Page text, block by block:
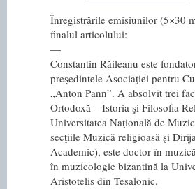
Înregistrările emisiunilor (5×30
finalul articolului:
—
Constantin Răileanu este
preşedintele Asociaţiei pentru
„Anton Pann”. A absolvit trei
Ortodoxă – Istoria şi Filosofia
Universitatea Naţională de
secţiile Muzică religioasă şi
Academic), este doctor în
în muzicologie bizantină la
Aristotelis din Tesalonic.